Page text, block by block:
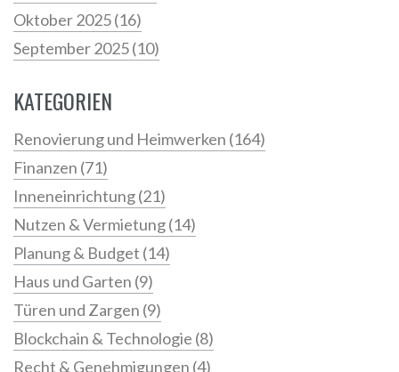
Oktober 2025(16)
September 2025(10)
KATEGORIEN
Renovierung und Heimwerken (164)
Finanzen (71)
Inneneinrichtung(21)
Nutzen & Vermietung(14)
Planung & Budget (14)
Haus und Garten (9)
Türen und Zargen (9)
Blockchain & Technologie (8)
Recht & Genehmigungen (4)